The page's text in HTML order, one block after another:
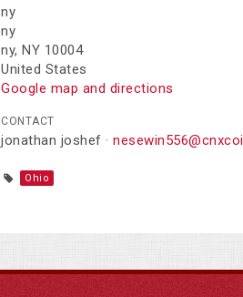
ny
ny
ny, NY 10004
United States
Google map and directions
CONTACT
jonathan joshef ·
Ohio